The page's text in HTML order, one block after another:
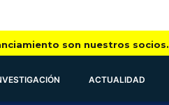
son nuestros socios.
ACTUALIDAD